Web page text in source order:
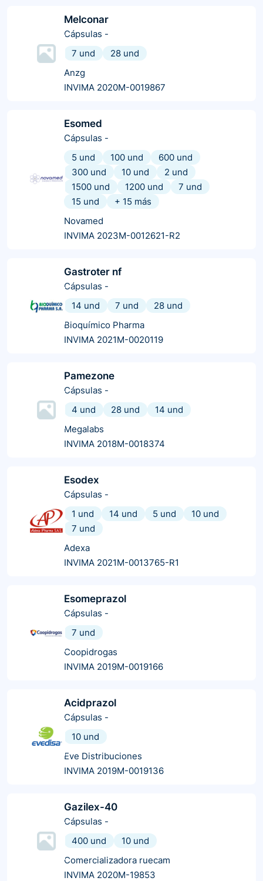
Melconar
Cápsulas -
7 und
28 und
Anzg
INVIMA 2020M-0019867
Esomed
Cápsulas -
5 und
100 und
600 und
300 und
10 und
2 und
1500 und
1200 und
7 und
15 und
+ 15 más
Novamed
INVIMA 2023M-0012621-R2
Gastroter nf
Cápsulas -
14 und
7 und
28 und
Bioquímico Pharma
INVIMA 2021M-0020119
Pamezone
Cápsulas -
4 und
28 und
14 und
Megalabs
INVIMA 2018M-0018374
Esodex
Cápsulas -
1 und
14 und 5 und
10 und
7 und
Adexa
INVIMA 2021M-0013765-R1
Esomeprazol
Cápsulas -
7 und
Coopidrogas
INVIMA 2019M-0019166
Acidprazol
Cápsulas -
10 und
Eve Distribuciones
INVIMA 2019M-0019136
Gazilex-40
Cápsulas -
400 und
10 und
Comercializadora ruecam
INVIMA 2020M-19853